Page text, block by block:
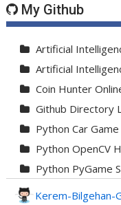
My Github
Artificial
Artificial
Coin Hunter
Github Directory
Python Car Game
Python OpenCV
Python PyGame
Kerem-Bilgehan-